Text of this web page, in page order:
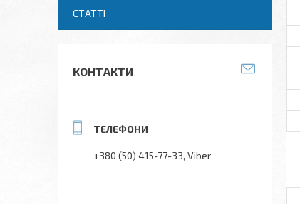
СТАТТІ
КОНТАКТИ
+380 (50) 415-77-33 Viber